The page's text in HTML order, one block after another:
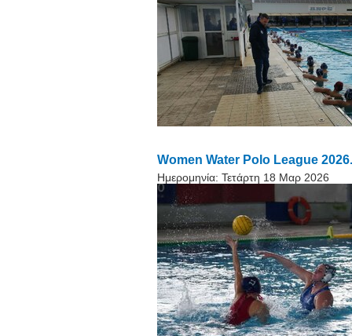
Women Water Polo League
Ημερομηνία: Τετάρτη 18 Μαρ 2026